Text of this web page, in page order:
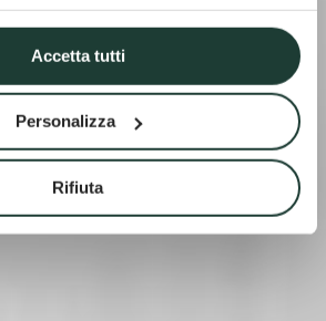
Accetta tutti
Personalizza
Rifiuta